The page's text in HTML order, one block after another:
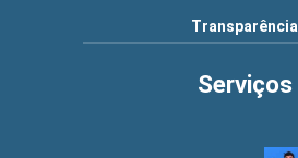
Transparência
Serviços